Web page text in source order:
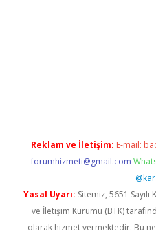
Reklam ve İletişim: E-mail:
forumhizmeti@gmail.com
Yasal Uyarı: Sitemiz, 5651
ve İletişim Kurumu (BTK)
olarak hizmet vermektedir. Bu